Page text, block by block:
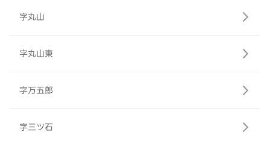
字丸山
字丸山東
字万五郎
字三ツ石